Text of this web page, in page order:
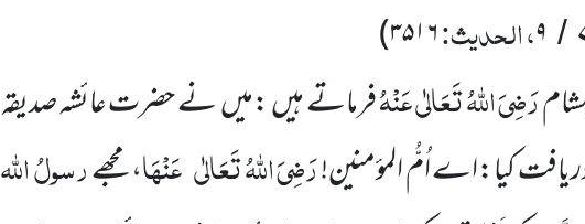
/ ۹، الحدیث:۳۵۱۶)
رَضِیَ اللّٰہُ تَعَالٰی عَنْہُفرماتے ہیں :میں نے حضرت عائشہ صدیقہ
کیا:اے اُمُّ المؤمنین!رَضِیَ اللّٰہُ تَعَالٰی عَنْہَا، مجھےرسولُاللّٰہ